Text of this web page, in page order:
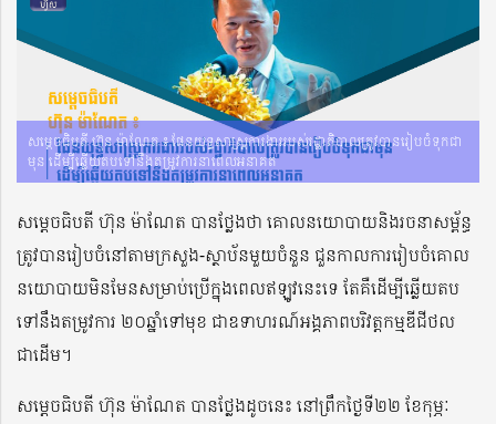
សម្តេចធិបតី ហ៊ុន ម៉ាណែត ៖ ផែនយុទ្ធសាស្ត្រការងាររបស់រដ្ឋាភិបាលត្រូវបានរៀបចំទុកជា
មុន ដើម្បីឆ្លើយតបទៅនឹងតម្រូវការនាពេលអនាគត
សម្តេចធិបតី ហ៊ុន ម៉ាណែត បានថ្លែងថា គោលនយោបាយនិងរចនាសម្ព័ន្ធ
ត្រូវបានរៀបចំនៅតាមក្រសួង-ស្ថាប័នមួយចំនួន ជួនកាលការរៀបចំគោល
នយោបាយមិនមែនសម្រាប់ប្រើក្នុងពេលឥឡូវនេះទេ តែគឺដើម្បីឆ្លើយតប
ទៅនឹងតម្រូវការ ២០ឆ្នាំទៅមុខ ជាឧទាហរណ៍អង្គភាពបរិវត្តកម្មឌីជីថល
ជាដើម។
សម្តេចធិបតី ហ៊ុន ម៉ាណែត បានថ្លែងដូចនេះ នៅព្រឹកថ្ងៃទី២២ ខែកុម្ភៈ